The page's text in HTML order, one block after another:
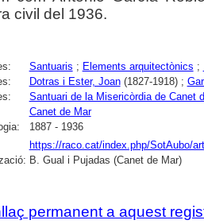
civil del 1936.
Santuaris ; Elements arquitectònics ;
Dotras i Ester, Joan(1827-1918) ;
Santuari de la Misericòrdia de Canet
Canet de Mar
1887 - 1936
https://raco.cat/index.php/SotAubo/
B. Gual i Pujadas (Canet de Mar)
permanent a aquest